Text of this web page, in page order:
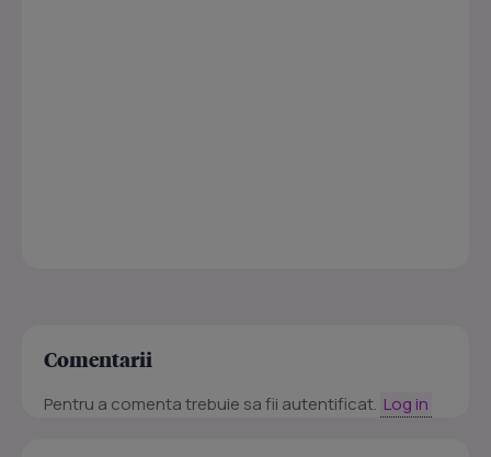
Comentarii
Pentru a comenta trebuie sa fii autentificat. Log in